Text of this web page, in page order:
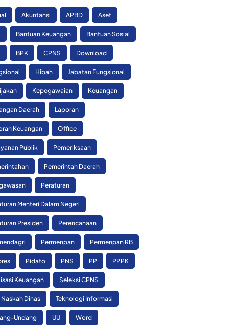
Akuntansi APBD Aset
Bantuan Keuangan Bantuan Sosial
BPK CPNS Download
Hibah Jabatan Fungsional
Kepegawaian Keuangan
Daerah Laporan
Keuangan Office
Publik Pemeriksaan
Pemerintah Daerah
Peraturan
Menteri Dalam Negeri
Presiden Perencanaan
Permenpan Permenpan RB
Pidato PNS PP PPPK
Keuangan Seleksi CPNS
Naskah Dinas Teknologi Informasi
Undang UU Word